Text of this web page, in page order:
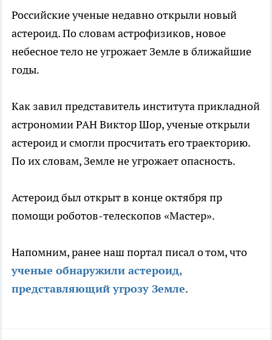
Российские ученые недавно открыли новый
астероид. По словам астрофизиков, новое
небесное тело не угрожает Земле в ближайшие
годы.
Как завил представитель института прикладной
астрономии РАН Виктор Шор, ученые открыли
астероид и смогли просчитать его траекторию.
По их словам, Земле не угрожает опасность.
Астероид был открыт в конце октября пр
помощи роботов-телескопов «Мастер».
Напомним, ранее наш портал писал о том, что
ученые обнаружили астероид,
представляющий угрозу Земле.